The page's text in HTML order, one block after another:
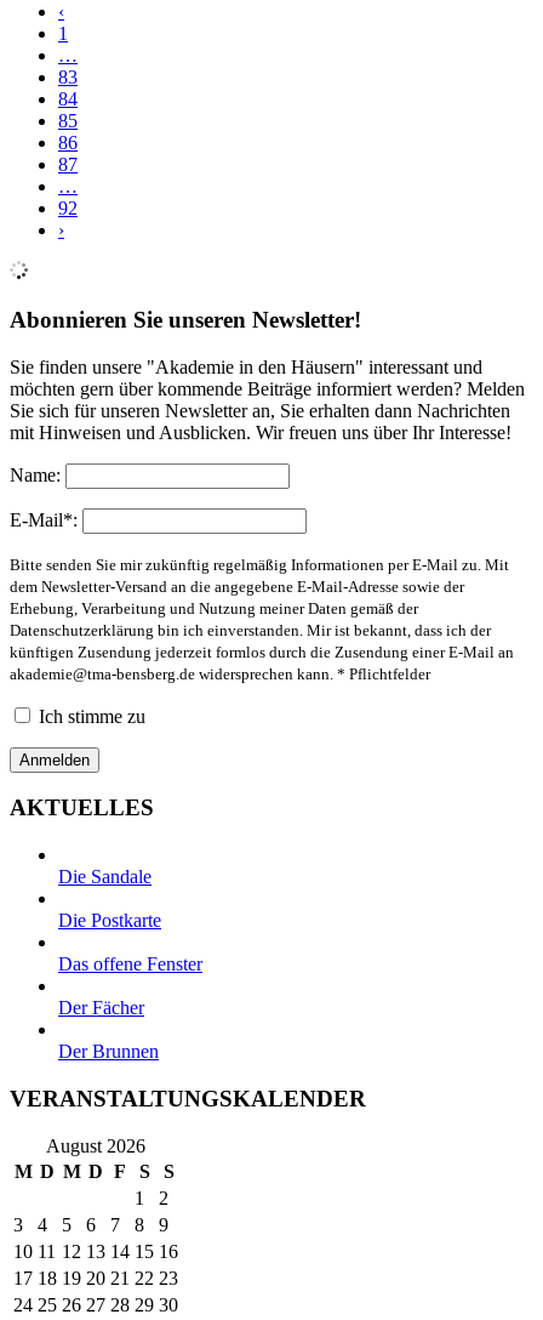
‹
1
…
83
84
85
86
87
…
92
›
Abonnieren Sie unseren Newsletter!
Sie finden unsere "Akademie in den Häusern" interessant und
möchten gern über kommende Beiträge informiert werden? Melden
Sie sich für unseren Newsletter an, Sie erhalten dann Nachrichten
mit Hinweisen und Ausblicken. Wir freuen uns über Ihr Interesse!
Name:
E-Mail*:
Bitte senden Sie mir zukünftig regelmäßig Informationen per E-Mail zu. Mit
dem Newsletter-Versand an die angegebene E-Mail-Adresse sowie der
Erhebung, Verarbeitung und Nutzung meiner Daten gemäß der
Datenschutzerklärung bin ich einverstanden. Mir ist bekannt, dass ich der
künftigen Zusendung jederzeit formlos durch die Zusendung einer E-Mail an
akademie@tma-bensberg.de widersprechen kann. * Pflichtfelder
Ich stimme zu
AKTUELLES
Die Sandale
Die Postkarte
Das offene Fenster
Der Fächer
Der Brunnen
VERANSTALTUNGSKALENDER
August 2026
M D M D F S
S
1
2
3
4 5 6 7 8
9
10 11 12 13 14 15 16
17 18 19 20 21 22 23
24 25 26 27 28 29 30